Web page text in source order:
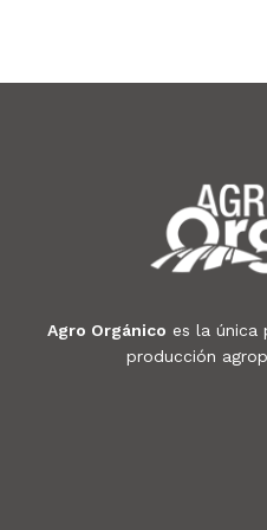
Agro Orgánico es la única
producción